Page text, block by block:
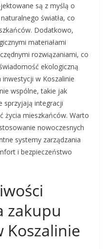
są z myślą o
światła, co
Dodatkowo,
materiałami
rozwiązaniami, co
ekologiczną
inwestycji w Koszalinie
wspólne, takie jak
sprzyjają integracji
życia mieszkańców. Warto
nowoczesnych
systemy zarządzania
i bezpieczeństwo
zakupu
Koszalinie